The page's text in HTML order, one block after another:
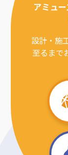
アミュ
設計・施
至るまで